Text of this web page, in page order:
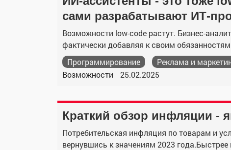
сами разрабатывают ИТ-
Возможности low-code растут. Бизнес-
фактически добавляя к своим
Программирование
Реклама и
Возможности
25.02.2025
Краткий обзор инфляции -
Потребительская инфляция по товарам и
вернувшись к значениям 2023